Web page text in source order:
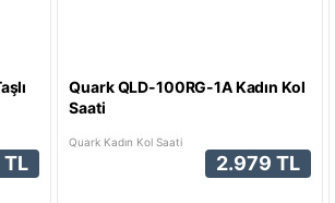
TL
Quark QLD-100RG-1A Kadın Kol
Saati
Quark Kadın Kol Saati
2.979 TL